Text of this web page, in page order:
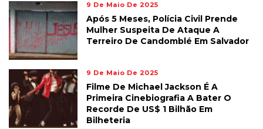
9 De Maio De 2025
Após 5 Meses, Polícia Civil Prende
Mulher Suspeita De Ataque A
Terreiro De Candomblé Em Salvador
9 De Maio De 2025
Filme De Michael Jackson É A
Primeira Cinebiografia A Bater O
Recorde De US$ 1 Bilhão Em
Bilheteria